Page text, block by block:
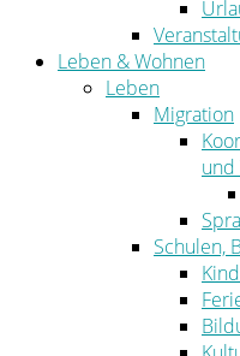
Leben & Wohnen
Leben
Migration
und
Schulen,